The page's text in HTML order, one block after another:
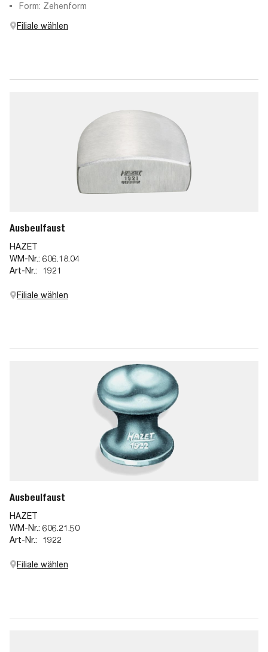
Form: Zehenform
Filiale wählen
Ausbeulfaust
HAZET
WM-Nr.: 606.18.04
Art-Nr.:
1921
Filiale wählen
Ausbeulfaust
HAZET
WM-Nr.: 606.21.50
Art-Nr.:
1922
Filiale wählen